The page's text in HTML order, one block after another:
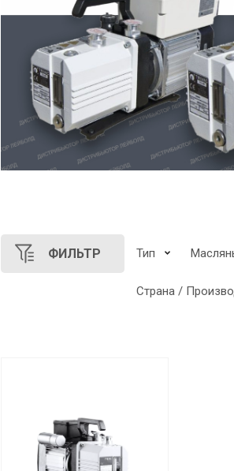
ФИЛЬТР Тип
Страна /